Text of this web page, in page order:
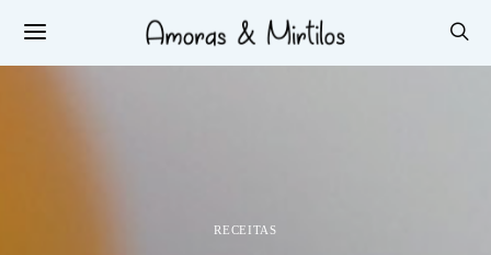
RECEITAS